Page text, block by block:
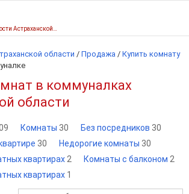
области / Продажа / Купить комнату
в коммуналках
области
Комнаты 30 Без посредников 30
30 Недорогие комнаты 30
квартирах 2 Комнаты с балконом 2
квартирах 1